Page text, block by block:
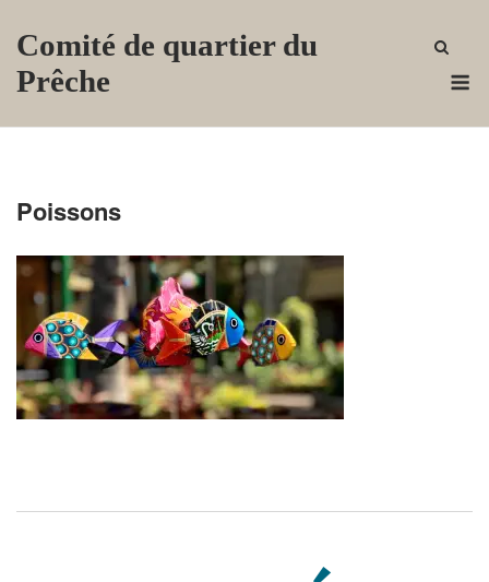
Comité de quartier du
Prêche
Poissons